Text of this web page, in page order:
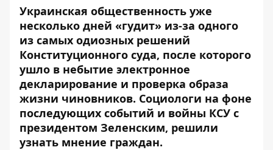
Украинская общественность уже
несколько дней «гудит» из-за одного
из самых одиозных решений
Конституционного суда, после которого
ушло в небытие электронное
декларирование и проверка образа
жизни чиновников. Социологи на фоне
последующих событий и войны КСУ с
президентом Зеленским, решили
узнать мнение граждан.